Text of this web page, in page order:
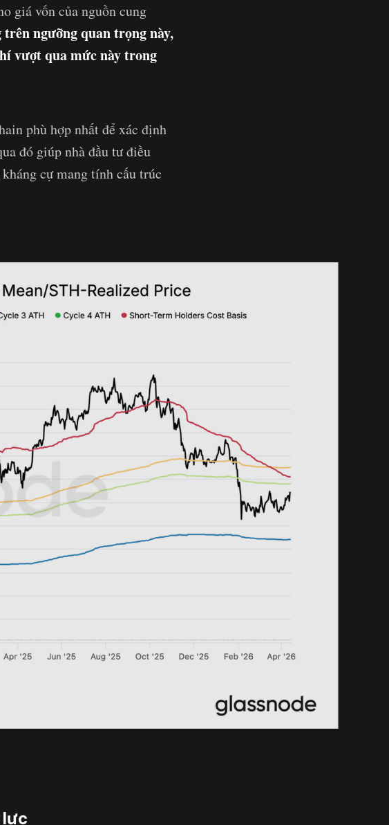
giá vốn của nguồn cung
ngưỡng quan trọng này,
vượt qua mức này trong
phù hợp nhất để xác định
đó giúp nhà đầu tư điều
cự mang tính cấu trúc
lực